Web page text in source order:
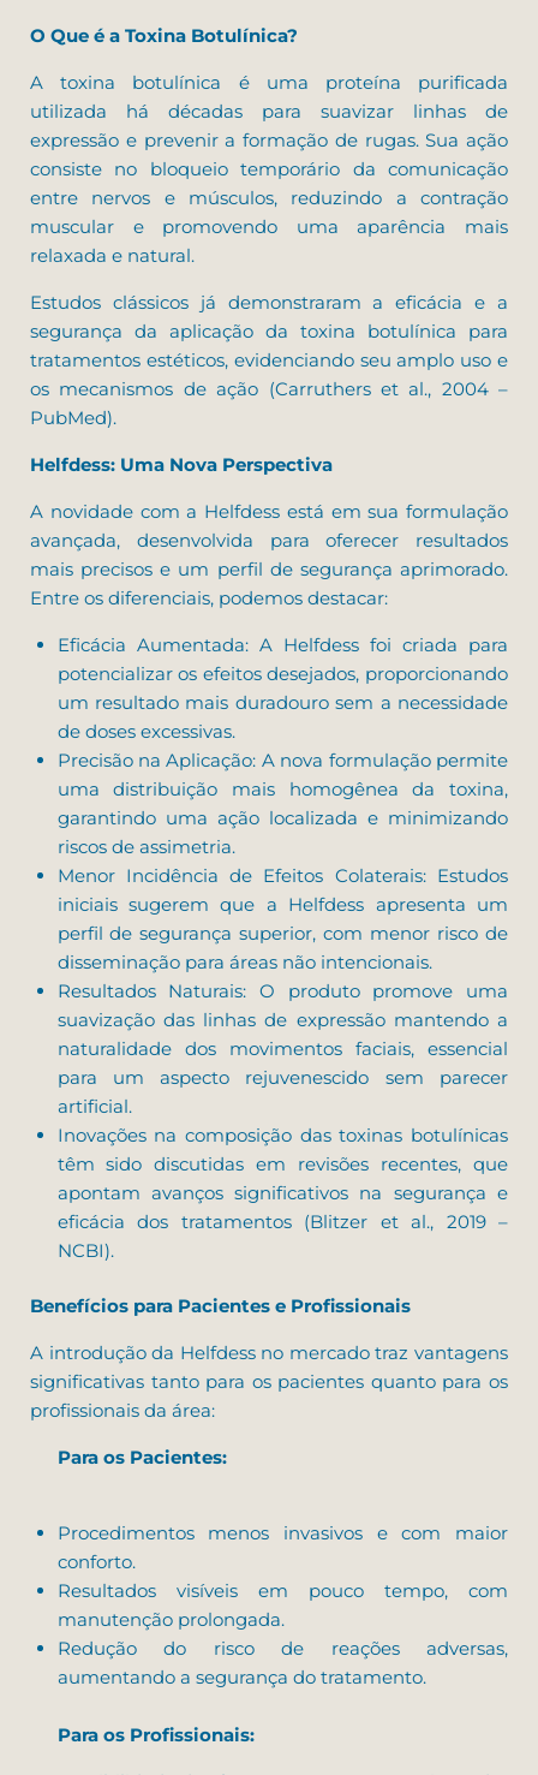
O Que é a Toxina Botulínica?
A toxina botulínica é uma proteína purificada
utilizada há décadas para suavizar linhas de
expressão e prevenir a formação de rugas. Sua ação
consiste no bloqueio temporário da comunicação
entre nervos e músculos, reduzindo a contração
muscular e promovendo uma aparência mais
relaxada e natural.
Estudos clássicos já demonstraram a eficácia e a
segurança da aplicação da toxina botulínica para
tratamentos estéticos, evidenciando seu amplo uso e
os mecanismos de ação (Carruthers et al., 2004 –
PubMed).
Helfdess: Uma Nova Perspectiva
A novidade com a Helfdess está em sua formulação
avançada, desenvolvida para oferecer resultados
mais precisos e um perfil de segurança aprimorado.
Entre os diferenciais, podemos destacar:
Eficácia Aumentada: A Helfdess foi criada para
potencializar os efeitos desejados, proporcionando
um resultado mais duradouro sem a necessidade
de doses excessivas.
Precisão na Aplicação: A nova formulação permite
uma distribuição mais homogênea da toxina,
garantindo uma ação localizada e minimizando
riscos de assimetria.
Menor Incidência de Efeitos Colaterais: Estudos
iniciais sugerem que a Helfdess apresenta um
perfil de segurança superior, com menor risco de
disseminação para áreas não intencionais.
Resultados Naturais: O produto promove uma
suavização das linhas de expressão mantendo a
naturalidade dos movimentos faciais, essencial
para um aspecto rejuvenescido sem parecer
artificial.
Inovações na composição das toxinas botulínicas
têm sido discutidas em revisões recentes, que
apontam avanços significativos na segurança e
eficácia dos tratamentos (Blitzer et al., 2019 –
NCBI).
Benefícios para Pacientes e Profissionais
A introdução da Helfdess no mercado traz vantagens
significativas tanto para os pacientes quanto para os
profissionais da área:
Para os Pacientes:
Procedimentos menos invasivos e com maior
conforto.
Resultados visíveis em pouco tempo, com
manutenção prolongada.
Redução do risco de reações adversas,
aumentando a segurança do tratamento.
Para os Profissionais: